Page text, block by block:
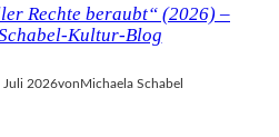
Rechte beraubt“ (2026) –
Kultur-Blog
Juli 2026vonMichaela Schabel